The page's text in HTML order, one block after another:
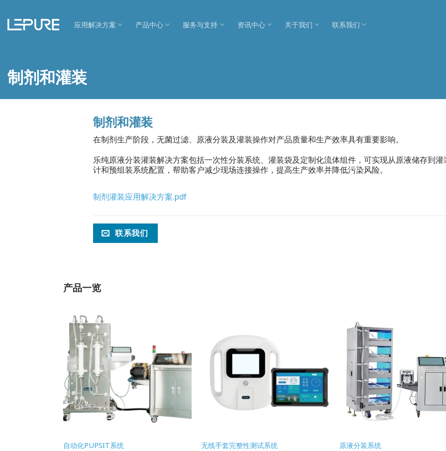
应用解决方案 产品中心 服务与支持 资讯中心 关于我们 联系我们
制剂和灌装
制剂和灌装
在制剂生产阶段，无菌过滤、原液分装及灌装操作对产品质量和生产效率具有重要影响。
乐纯原液分装灌装解决方案包括一次性分装系统、灌装袋及定制化流体组件，可实现从原液储存到
计和预组装系统配置，帮助客户减少现场连接操作，提高生产效率并降低污染风险。
制剂灌装应用解决方案.pdf
联系我们
产品一览
自动化PUPSIT系统 无线手套完整性测试系统 原液分装系统